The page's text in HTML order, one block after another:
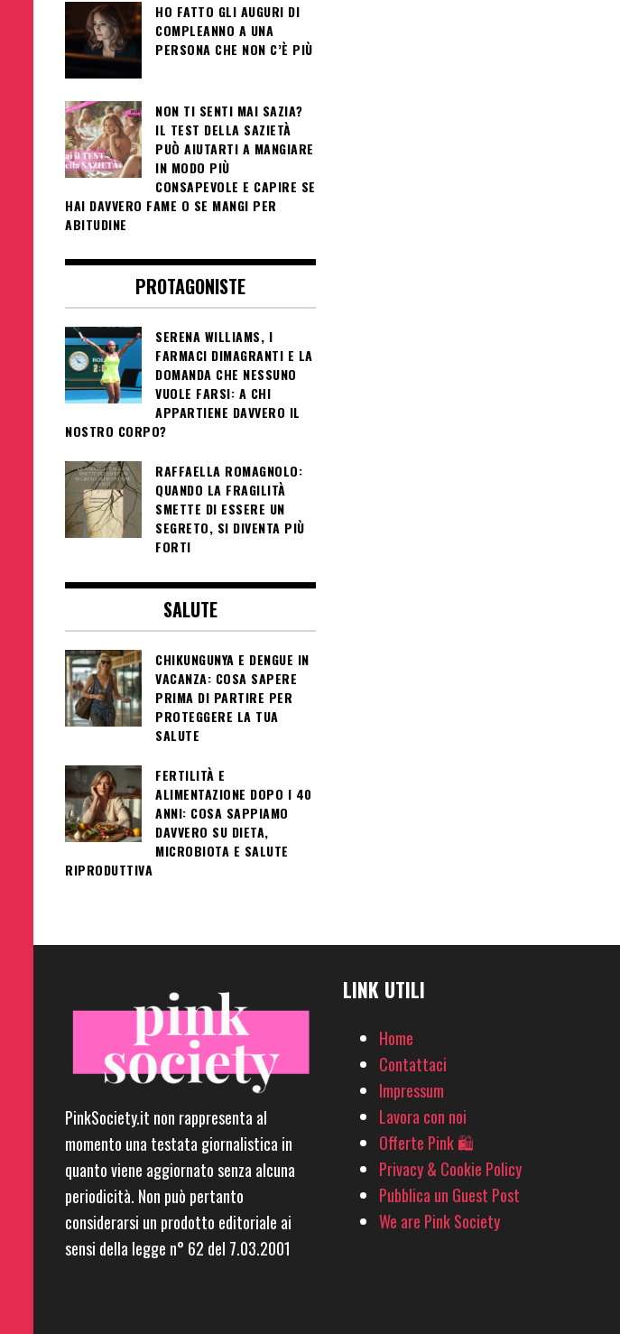
HO FATTO GLI AUGURI DI
COMPLEANNO A UNA
PERSONA CHE NON C’È PIÙ
NON TI SENTI MAI SAZIA?
IL TEST DELLA SAZIETÀ
PUÒ AIUTARTI A MANGIARE
IN MODO PIÙ
CONSAPEVOLE E CAPIRE SE
HAI DAVVERO FAME O SE MANGI PER
ABITUDINE
PROTAGONISTE
SERENA WILLIAMS, I
FARMACI DIMAGRANTI E LA
DOMANDA CHE NESSUNO
VUOLE FARSI: A CHI
APPARTIENE DAVVERO IL
NOSTRO CORPO?
RAFFAELLA ROMAGNOLO:
QUANDO LA FRAGILITÀ
SMETTE DI ESSERE UN
SEGRETO, SI DIVENTA PIÙ
FORTI
SALUTE
CHIKUNGUNYA E DENGUE IN
VACANZA: COSA SAPERE
PRIMA DI PARTIRE PER
PROTEGGERE LA TUA
SALUTE
FERTILITÀ E
ALIMENTAZIONE DOPO I 40
ANNI: COSA SAPPIAMO
DAVVERO SU DIETA,
MICROBIOTA E SALUTE
RIPRODUTTIVA
PinkSociety.it non rappresenta al
momento una testata giornalistica in
quanto viene aggiornato senza alcuna
periodicità. Non può pertanto
considerarsi un prodotto editoriale ai
sensi della legge n° 62 del 7.03.2001
LINK UTILI
Home
Contattaci
Impressum
Lavora con noi
Offerte Pink 🛍
Privacy & Cookie Policy
Pubblica un Guest Post
We are Pink Society